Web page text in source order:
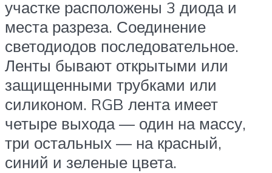
участке расположены 3 диода и
места разреза. Соединение
светодиодов последовательное.
Ленты бывают открытыми или
защищенными трубками или
силиконом. RGB лента имеет
четыре выхода — один на массу,
три остальных — на красный,
синий и зеленые цвета.